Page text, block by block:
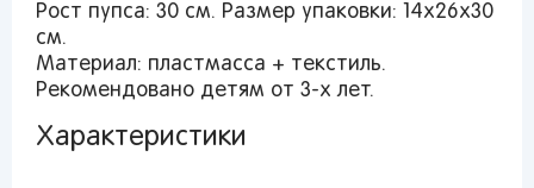
Рост пупса: 30 см. Размер упаковки: 14х26х30
см.
Материал: пластмасса + текстиль.
Рекомендовано детям от 3-х лет.
Характеристики